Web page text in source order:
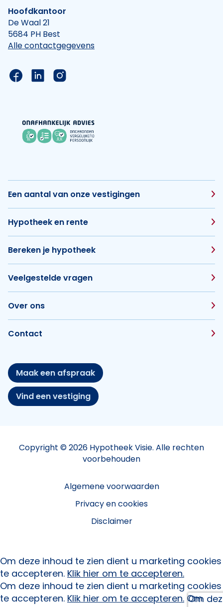
Hoofdkantoor
De Waal 21
5684 PH Best
Alle contactgegevens
Link naar de Facebook pagina van Hypotheek
Link naar de LinkedIn pagina van
Link naar de Instagram pagina van
Een aantal van onze vestigingen
Hypotheek en rente
Bereken je hypotheek
Veelgestelde vragen
Over ons
Contact
Maak een afspraak
Vind een vestiging
Copyright © 2026 Hypotheek Visie. Alle rechten
voorbehouden
Algemene voorwaarden
Privacy en cookies
Disclaimer
Om
Om deze inhoud te zien dient u marketing cookies
te accepteren. Klik hier om te accepteren.
Om deze inhoud te zien dient u marketing cookies
te accepteren. Klik hier om te accepteren. Om